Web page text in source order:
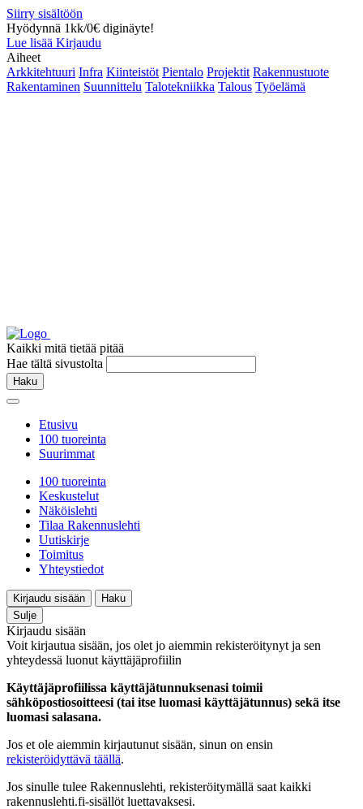
Siirry sisältöön
Hyödynnä 1kk/0€ diginäyte!
Lue lisää Kirjaudu
Aiheet
Arkkitehtuuri Infra Kiinteistöt Pientalo Projektit Rakennustuote
Rakentaminen Suunnittelu Talotekniikka Talous Työelämä
Kaikki mitä tietää pitää
Hae tältä sivustolta
Haku
Etusivu
100 tuoreinta
Suurimmat
100 tuoreinta
Keskustelut
Näköislehti
Tilaa Rakennuslehti
Uutiskirje
Toimitus
Yhteystiedot
Kirjaudu sisään
Haku
Sulje
Kirjaudu sisään
Voit kirjautua sisään, jos olet jo aiemmin rekisteröitynyt ja sen
yhteydessä luonut käyttäjäprofiilin
Käyttäjäprofiilissa käyttäjätunnuksenasi toimii
sähköpostiosoitteesi (tai itse luomasi käyttäjätunnus) sekä itse
luomasi salasana.
Jos et ole aiemmin kirjautunut sisään, sinun on ensin
rekisteröidyttävä täällä.
Jos sinulle tulee Rakennuslehti, rekisteröitymällä saat kaikki
rakennuslehti.fi-sisällöt luettavaksesi.